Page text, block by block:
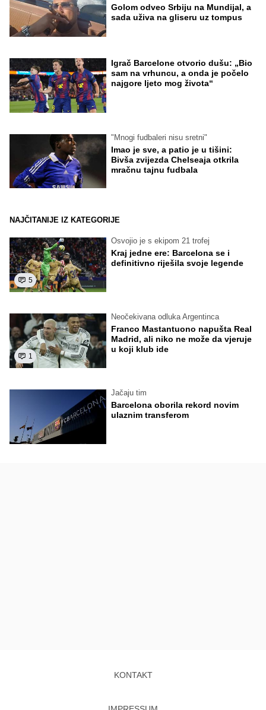
Golom odveo Srbiju na Mundijal, a
sada uživa na gliseru uz tompus
Igrač Barcelone otvorio dušu: „Bio
sam na vrhuncu, a onda je počelo
najgore ljeto mog života“
"Mnogi fudbaleri nisu sretni"
Imao je sve, a patio je u tišini:
Bivša zvijezda Chelseaja otkrila
mračnu tajnu fudbala
NAJČITANIJE IZ KATEGORIJE
5
Osvojio je s ekipom 21 trofej
Kraj jedne ere: Barcelona se i
definitivno riješila svoje legende
1
Neočekivana odluka Argentinca
Franco Mastantuono napušta Real
Madrid, ali niko ne može da vjeruje
u koji klub ide
Jačaju tim
Barcelona oborila rekord novim
ulaznim transferom
KONTAKT